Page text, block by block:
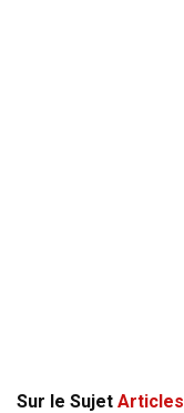
Sur le Sujet Articles